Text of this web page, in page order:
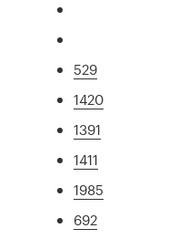
529
1420
1391
1411
1985
692